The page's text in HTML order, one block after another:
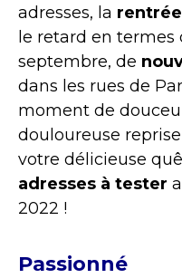
adresses, la
le retard en termes
septembre, de
dans les rues de
moment de
douloureuse
votre délicieuse
adresses à tester
2022 !
Passionné